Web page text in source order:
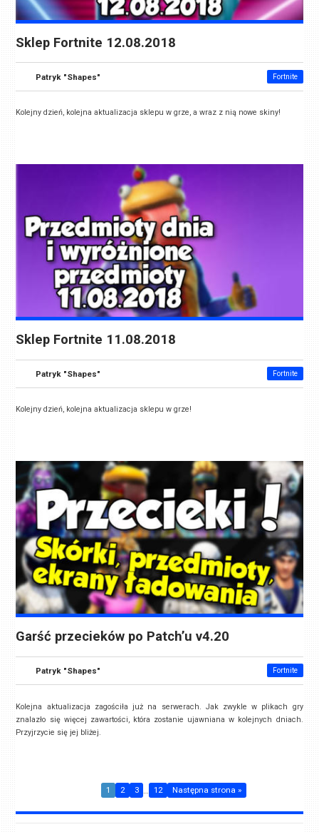
Sklep Fortnite 12.08.2018
Patryk "Shapes" Fortnite
Kolejny dzień, kolejna aktualizacja sklepu w grze, a wraz z nią nowe skiny!
Sklep Fortnite 11.08.2018
Patryk "Shapes" Fortnite
Kolejny dzień, kolejna aktualizacja sklepu w grze!
Garść przecieków po Patch’u v4.20
Patryk "Shapes" Fortnite
Kolejna aktualizacja zagościła już na serwerach. Jak zwykle w plikach gry
znalazło się więcej zawartości, która zostanie ujawniana w kolejnych dniach.
Przyjrzycie się jej bliżej.
1 2 3 12 Następna strona »